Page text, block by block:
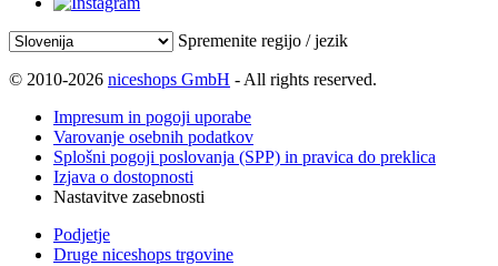
Spremenite regijo / jezik
© 2010-2026 niceshops GmbH - All rights reserved.
Impresum in pogoji uporabe
Varovanje osebnih podatkov
Splošni pogoji poslovanja (SPP) in pravica do preklica
Izjava o dostopnosti
Nastavitve zasebnosti
Podjetje
Druge niceshops trgovine